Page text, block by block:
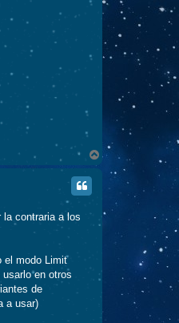
A
a
la contraria a los
el modo Limit
en otros
de
a usar)